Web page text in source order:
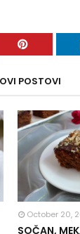
POSTOVI
October 20,
SOČAN,